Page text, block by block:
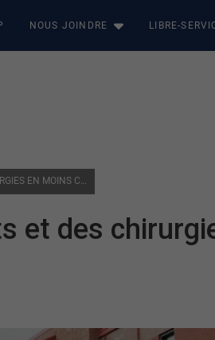
NOUS JOINDRE LIBRE-
SANTÉ QUÉBEC AT : DES LITS ET DES CHIRURGIES EN MOINS CET ÉTÉ
et des